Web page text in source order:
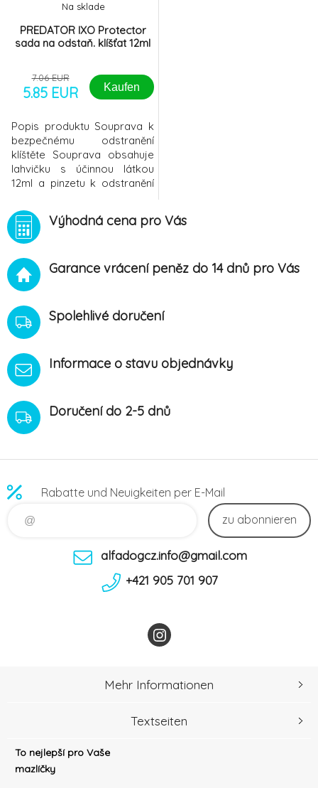
PREDATOR IXO Protector
sada na odstaň. klíšťat 12ml
Na sklade
7.06 EUR
5.85 EUR Kaufen
Popis produktu Souprava k
bezpečnému odstranění
klíštěte Souprava obsahuje
lahvičku s účinnou látkou
12ml a pinzetu k odstranění
látkou slouží k důkladné
desinfekci pokožky před a
po zákroku. Přípravek také
Methylal, Menthol, Sodium
Laureth Sulfate, Aqua
Výhodná cena pro Vás
Garance vrácení peněz do 14 dnů pro Vás
Spolehlivé doručení
Informace o stavu objednávky
Doručení do 2-5 dnů
Rabatte und Neuigkeiten per E-Mail
zu abonnieren
alfadogcz.info@gmail.com
+421 905 701 907
To nejlepší pro Vaše
mazlíčky
Mehr Informationen
Textseiten